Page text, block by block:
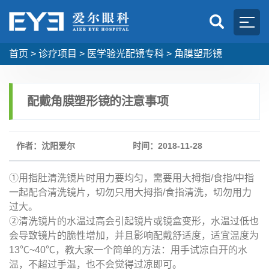
首页 > 诊疗项目 > 医学验光配镜专科 > 角膜塑形镜
配戴角膜塑形镜的注意事项
作者：沈阳爱尔 时间：2018-11-28
①用指肚清洗镜片时用力要均匀，需要用大拇指/食指/中指
一起配合清洗镜片，切勿只用大拇指/食指清洗，切勿用力
过大。
②清洗镜片的水温过高会引起镜片或镜盒变形，水温过低也
会导致镜片的脆性增加，并且影响配戴舒适度，适宜温度为
13℃~40℃，教大家一个简单的方法：用手试凉白开的水
温，不超过手温，也不会觉得过凉即可。